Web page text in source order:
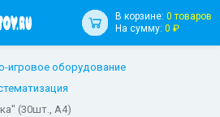
В корзине: 0 товаров
На сумму: 0 ₽
игровое оборудование
(30шт., А4)